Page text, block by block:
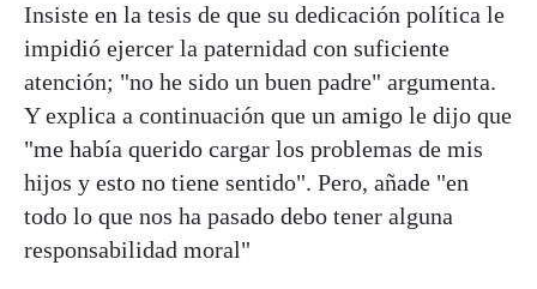
Insiste en la tesis de que su dedicación política le
impidió ejercer la paternidad con suficiente
atención; "no he sido un buen padre" argumenta.
Y explica a continuación que un amigo le dijo que
"me había querido cargar los problemas de mis
hijos y esto no tiene sentido". Pero, añade "en
todo lo que nos ha pasado debo tener alguna
responsabilidad moral"